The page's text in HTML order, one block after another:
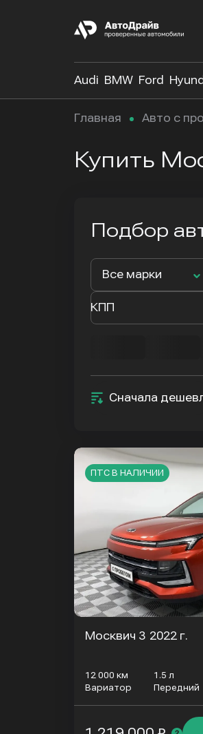
Audi BMW Ford
Главная Авто с
Купить
Подбор
Все марки
КПП
Сначала
ПТС В НАЛИЧИИ
Москвич 3 2022 г.
12 000 км 1.5 л
Вариатор
Передний